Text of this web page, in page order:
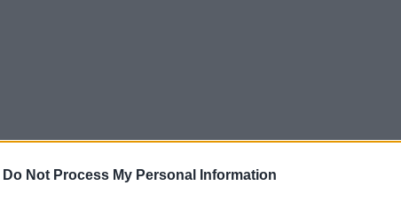
Do Not Process My Personal Information